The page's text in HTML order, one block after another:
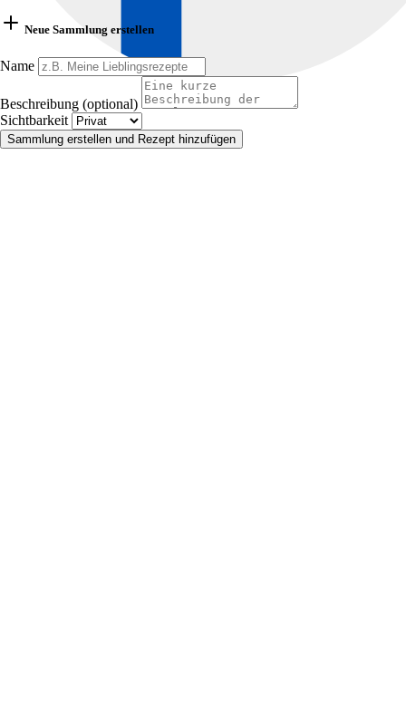
Neue Sammlung erstellen
Name
Beschreibung (optional)
Sichtbarkeit
Sammlung erstellen und Rezept hinzufügen